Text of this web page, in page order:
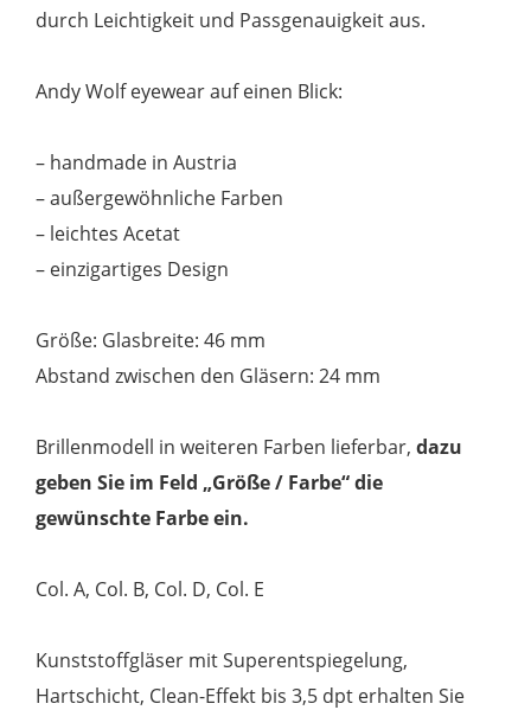
durch Leichtigkeit und Passgenauigkeit aus.
Andy Wolf eyewear auf einen Blick:
– handmade in Austria
– außergewöhnliche Farben
– leichtes Acetat
– einzigartiges Design
Größe: Glasbreite: 46 mm
Abstand zwischen den Gläsern: 24 mm
Brillenmodell in weiteren Farben lieferbar,dazu
geben Sie im Feld „Größe / Farbe“ die
gewünschte Farbe ein.
Col. A, Col. B, Col. D, Col. E
Kunststoffgläser mit Superentspiegelung,
Hartschicht, Clean-Effekt bis 3,5 dpt erhalten Sie